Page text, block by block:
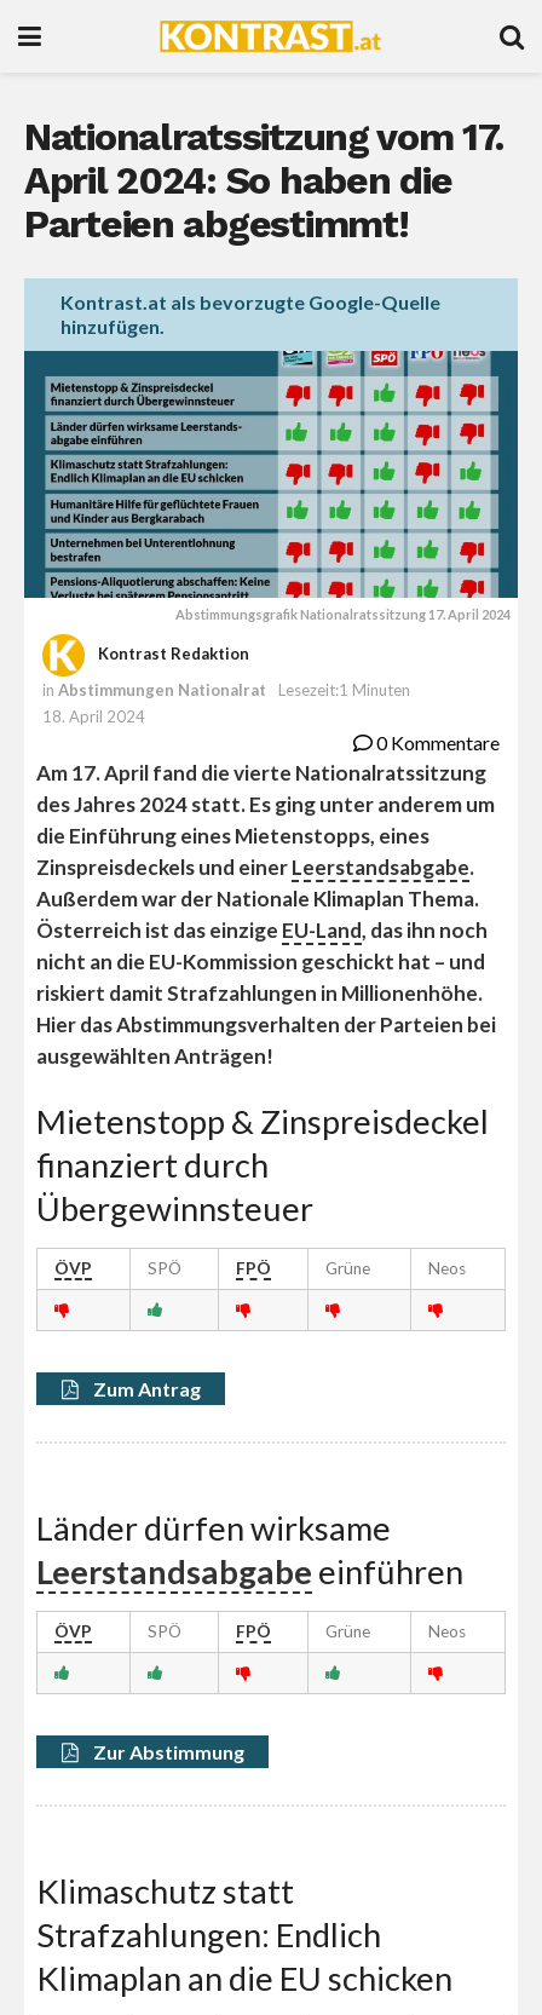
Nationalratssitzung vom 17.
April 2024: So haben die
Parteien abgestimmt!
Kontrast.at als bevorzugte Google-Quelle
hinzufügen.
Abstimmungsgrafik Nationalratssitzung 17. April 2024
Kontrast Redaktion
in Abstimmungen Nationalrat
Lesezeit:1 Minuten
18. April 2024
0 Kommentare
Am 17. April fand die vierte Nationalratssitzung
des Jahres 2024 statt. Es ging unter anderem um
die Einführung eines Mietenstopps, eines
Zinspreisdeckels und einerLeerstandsabgabe.
Außerdem war der Nationale Klimaplan Thema.
Österreich ist das einzige EU-Land, das ihn noch
nicht an die EU-Kommission geschickt hat – und
riskiert damit Strafzahlungen in Millionenhöhe.
Hier das Abstimmungsverhalten der Parteien bei
ausgewählten Anträgen!
Mietenstopp & Zinspreisdeckel
finanziert durch
Übergewinnsteuer
ÖVP SPÖ FPÖ Grüne Neos
Zum Antrag
Länder dürfen wirksame
Leerstandsabgabe einführen
ÖVP SPÖ FPÖ Grüne Neos
Zur Abstimmung
Klimaschutz statt
Strafzahlungen: Endlich
Klimaplan an die EU schicken